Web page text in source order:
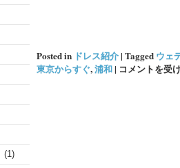
(1)
Posted in ドレス紹介| Tagged ウェ
東京からすぐ,浦和| 大
コメントを受